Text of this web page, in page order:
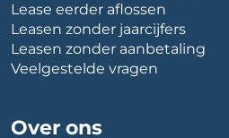
Lease eerder aflossen
Leasen zonder jaarcijfers
Leasen zonder aanbetaling
Veelgestelde vragen
Over ons